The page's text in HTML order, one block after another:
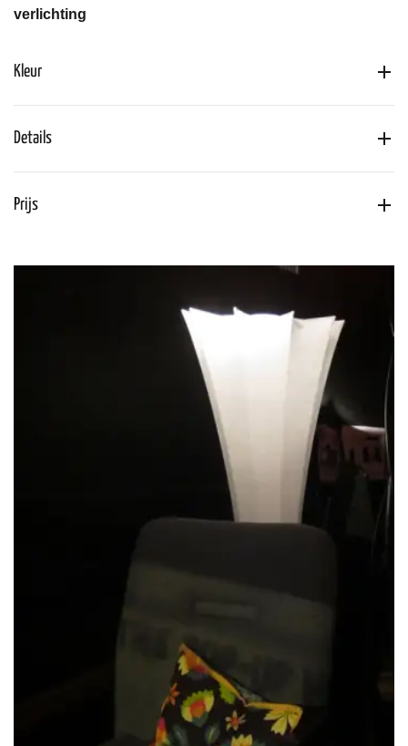
verlichting
Kleur
Details
Prijs